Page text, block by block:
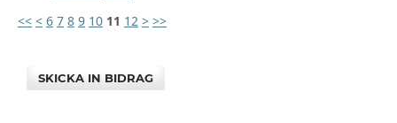
<< < 6 7 8 9 10 11 12 > >>
SKICKA IN BIDRAG